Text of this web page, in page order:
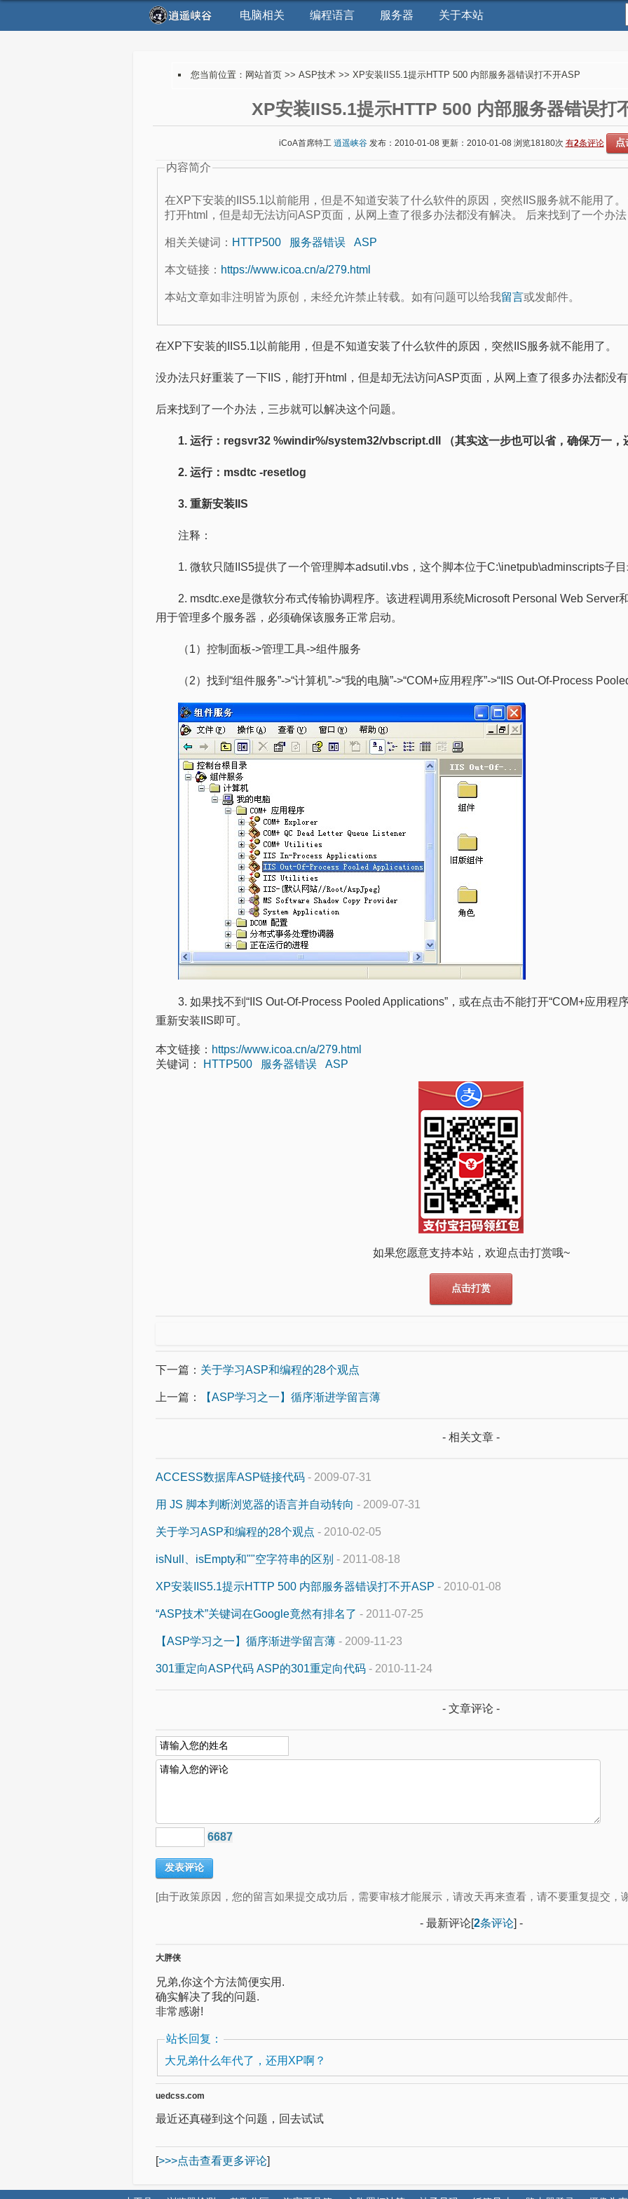
电脑相关 编程语言 服务器 关于本站
您当前位置： 网站首页>> ASP技术>> XP安装IIS5.1提示HTTP 500 内部服务器错误打不开ASP
XP安装IIS5.1提示HTTP 500 内部服务器错误打
iCoA首席特工 逍遥峡谷发布：2010-01-08 更新：2010-01-08 浏览18180次 有2条评论 点
内容简介
在XP下安装的IIS5.1以前能用，但是不知道安装了什么软件的原因，突然IIS服务就不能用了
打开html，但是却无法访问ASP页面，从网上查了很多办法都没有解决。 后来找到了一个办法
相关关键词： HTTP500 服务器错误 ASP
本文链接： https://www.icoa.cn/a/279.html
本站文章如非注明皆为原创，未经允许禁止转载。如有问题可以给我留言或发邮件。
在XP下安装的IIS5.1以前能用，但是不知道安装了什么软件的原因，突然IIS服务就不能用了。
没办法只好重装了一下IIS，能打开html，但是却无法访问ASP页面，从网上查了很多办法都没有
后来找到了一个办法，三步就可以解决这个问题。
1. 运行：regsvr32 %windir%/system32/vbscript.dll （其实这一步也可以省，确保万一，
2. 运行：msdtc -resetlog
3. 重新安装IIS
注释：
1. 微软只随IIS5提供了一个管理脚本adsutil.vbs，这个脚本位于C:\inetpub\adminscripts子目
2. msdtc.exe是微软分布式传输协调程序。该进程调用系统Microsoft Personal Web Server
用于管理多个服务器，必须确保该服务正常启动。
（1）控制面板->管理工具->组件服务
（2）找到“组件服务”->“计算机”->“我的电脑”->“COM+应用程序”->“IIS Out-Of-Process
3. 如果找不到“IIS Out-Of-Process Pooled Applications”，或在点击不能打开“COM+应用程序
重新安装IIS即可。
本文链接： https://www.icoa.cn/a/279.html
关键词：
HTTP500 服务器错误 ASP
如果您愿意支持本站，欢迎点击打赏哦~
点击打赏
下一篇： 关于学习ASP和编程的28个观点
上一篇： 【ASP学习之一】循序渐进学留言薄
- 相关文章 -
ACCESS数据库ASP链接代码 - 2009-07-31
用 JS 脚本判断浏览器的语言并自动转向 - 2009-07-31
关于学习ASP和编程的28个观点 - 2010-02-05
isNull、isEmpty和""空字符串的区别 - 2011-08-18
XP安装IIS5.1提示HTTP 500 内部服务器错误打不开ASP - 2010-01-08
“ASP技术”关键词在Google竟然有排名了 - 2011-07-25
【ASP学习之一】循序渐进学留言薄 - 2009-11-23
301重定向ASP代码 ASP的301重定向代码 - 2010-11-24
- 文章评论 -
6687
[由于政策原因，您的留言如果提交成功后，需要审核才能展示，请改天再来查看，请不要重复提交，
- 最新评论[2条评论] -
大胖侠
兄弟,你这个方法简便实用.
确实解决了我的问题.
非常感谢!
站长回复：
大兄弟什么年代了，还用XP啊？
uedcss.com
最近还真碰到这个问题，回去试试
[>>>点击查看更多评论]